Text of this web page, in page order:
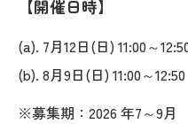
開催日時
(a). 7月12日(日) 11:00～
(b). 8月9日(日) 11:00～12:50
※募集期：2026 年7～9月